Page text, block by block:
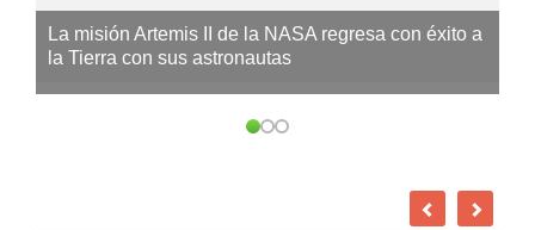
La misión Artemis II de la NASA regresa con éxito a
la Tierra con sus astronautas